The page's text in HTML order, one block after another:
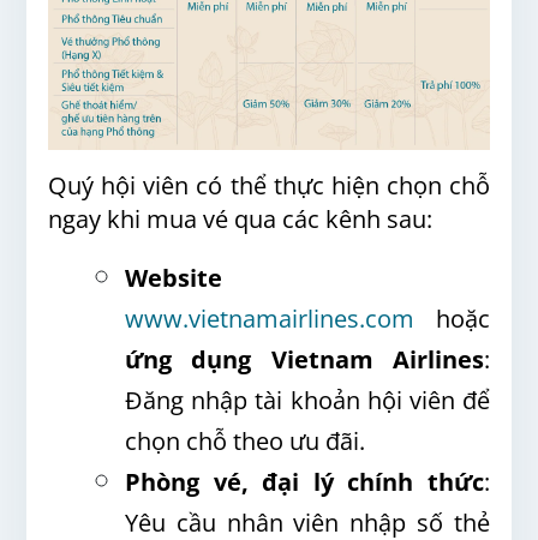
Quý hội viên có thể thực hiện chọn chỗ
ngay khi mua vé qua các kênh sau:
Website
www.vietnamairlines.com hoặc
ứng dụng Vietnam Airlines:
Đăng nhập tài khoản hội viên để
chọn chỗ theo ưu đãi.
Phòng vé, đại lý chính thức:
Yêu cầu nhân viên nhập số thẻ